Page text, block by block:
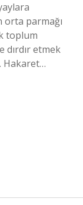
orta parmağı
toplum
etmek
Hakaret…